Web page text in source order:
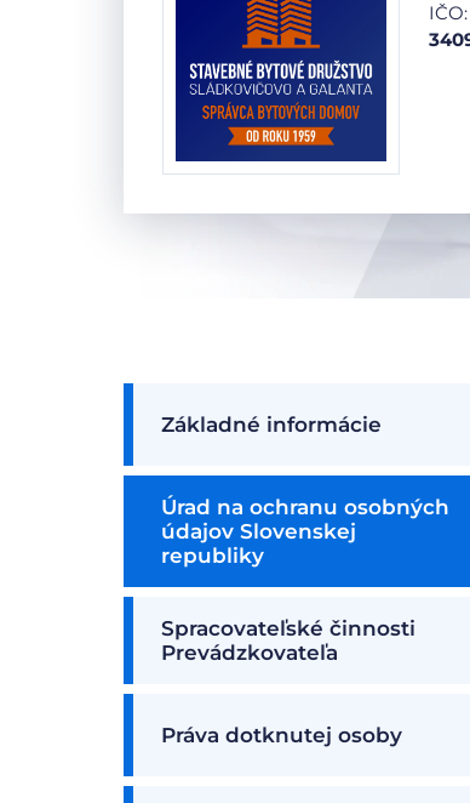
IČO:
Základné informácie
Úrad na ochranu osobných
údajov Slovenskej
republiky
Spracovateľské činnosti
Prevádzkovateľa
Práva dotknutej osoby